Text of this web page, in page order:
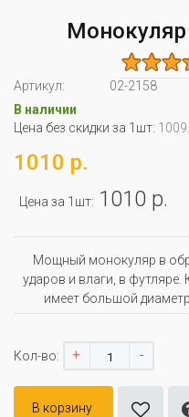
Монокуляр
Артикул:
02-2158
В наличии
Цена без скидки за 1шт:
1010 р.
Цена за 1шт: 1010 р.
Мощный монокуляр в
ударов и влаги, в
имеет большой
Кол-во: + -
В корзину